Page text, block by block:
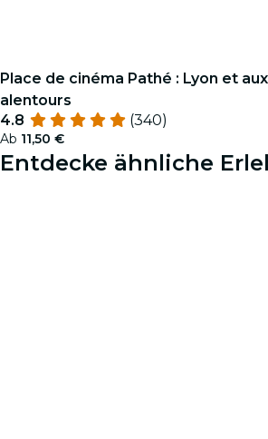
Place de cinéma Pathé : Lyon et aux
alentours
4.8
(340)
Ab 11,50 €
Entdecke ähnliche